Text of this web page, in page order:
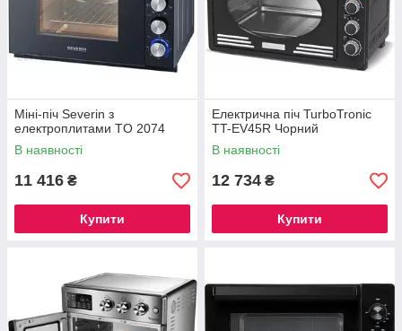
Міні-піч Severin з
електроплитами TO 2074
В наявності
11 416 ₴
Купити
Електрична піч TurboTronic
TT-EV45R Чорний
В наявності
12 734 ₴
Купити